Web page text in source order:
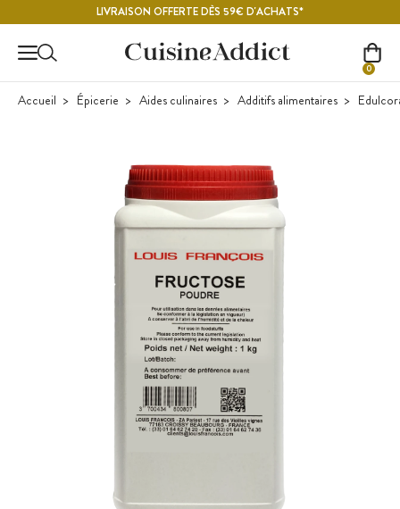
LIVRAISON OFFERTE DÈS 59€ D'ACHATS*
0
Accueil Épicerie Aides culinaires Additifs alimentaires